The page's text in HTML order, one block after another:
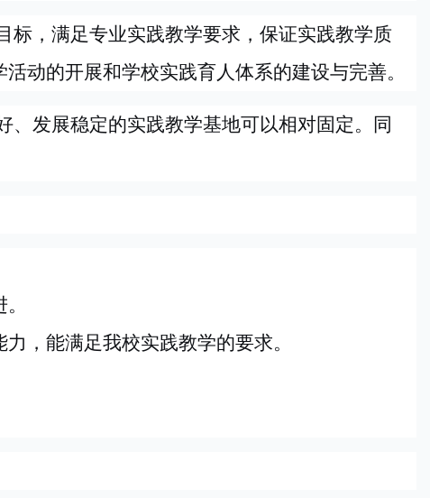
标，满足专业实践教学要求，保证实践教学质
动的开展和学校实践育人体系的建设与完善。
发展稳定的实践教学基地可以相对固定。同
，能满足我校实践教学的要求。